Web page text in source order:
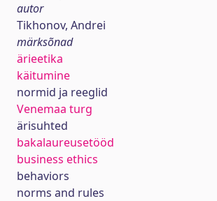
autor
Tikhonov, Andrei
märksõnad
ärieetika
käitumine
normid ja reeglid
Venemaa turg
ärisuhted
bakalaureusetööd
business ethics
behaviors
norms and rules